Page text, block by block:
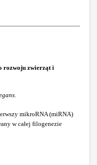
rozwoju zwierząt i
mikroRNA (miRNA)
w całej filogenezie